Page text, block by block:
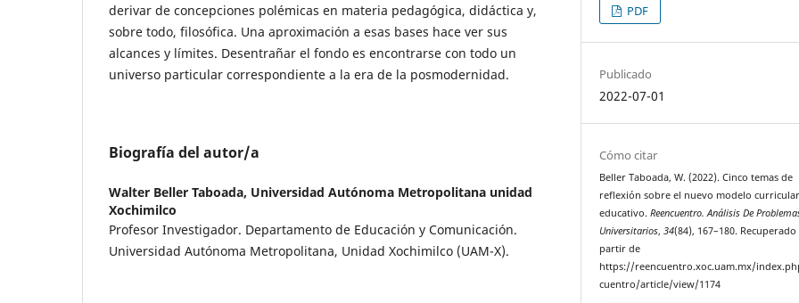
derivar de concepciones polémicas en materia pedagógica, didáctica y,
sobre todo, filosófica. Una aproximación a esas bases hace ver sus
alcances y límites. Desentrañar el fondo es encontrarse con todo un
universo particular correspondiente a la era de la posmodernidad.
Biografía del autor/a
Walter Beller Taboada, Universidad Autónoma Metropolitana unidad
Xochimilco
Profesor Investigador. Departamento de Educación y Comunicación.
Universidad Autónoma Metropolitana, Unidad Xochimilco (UAM-X).
PDF
Publicado
2022-07-01
Cómo citar
Beller Taboada, W. (2022). Cinco temas de
reflexión sobre el nuevo modelo curricular
educativo.Reencuentro. Análisis De
Universitarios,34(84), 167–180. Recuperado
partir de
https://reencuentro.xoc.uam.mx/
cuentro/article/view/1174